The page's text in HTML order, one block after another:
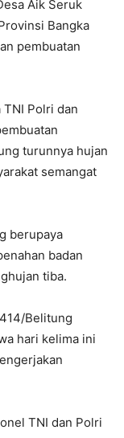
Aik Seruk
Bangka
pembuatan
Polri dan
turunnya hujan
semangat
berupaya
badan
tiba.
Belitung
hari kelima ini
TNI dan Polri